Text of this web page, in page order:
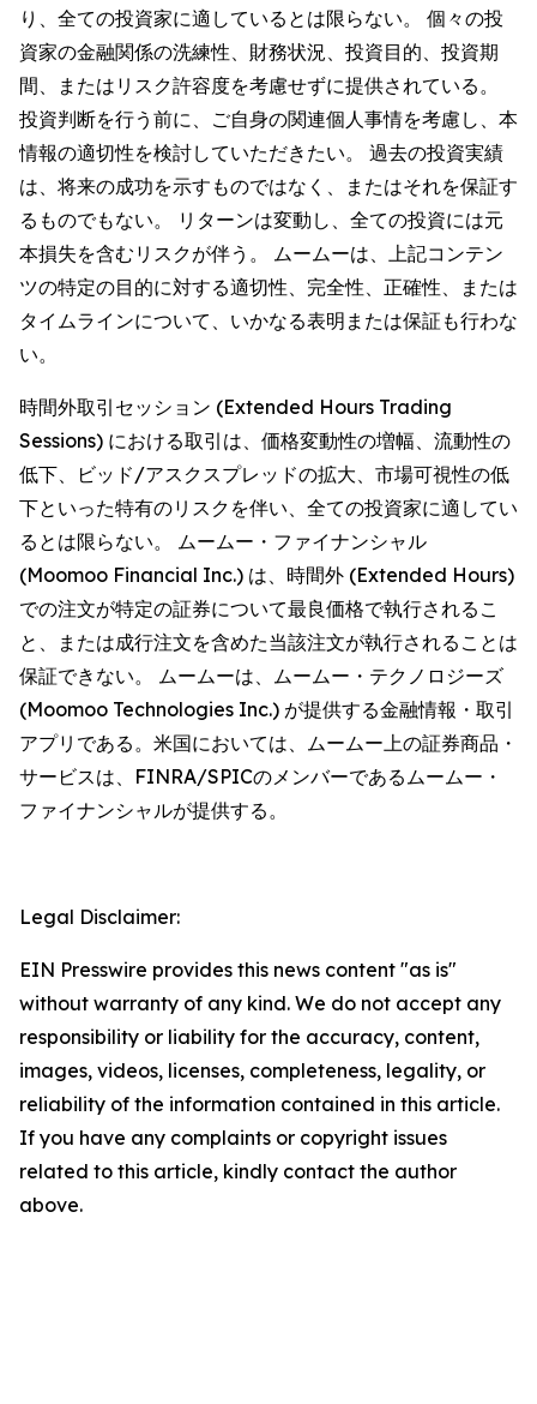
り、全ての投資家に適しているとは限らない。 個々の投
資家の金融関係の洗練性、財務状況、投資目的、投資期
間、またはリスク許容度を考慮せずに提供されている。
投資判断を行う前に、ご自身の関連個人事情を考慮し、本
情報の適切性を検討していただきたい。 過去の投資実績
は、将来の成功を示すものではなく、またはそれを保証す
るものでもない。 リターンは変動し、全ての投資には元
本損失を含むリスクが伴う。 ムームーは、上記コンテン
ツの特定の目的に対する適切性、完全性、正確性、または
タイムラインについて、いかなる表明または保証も行わな
い。
時間外取引セッション (Extended Hours Trading
Sessions) における取引は、価格変動性の増幅、流動性の
低下、ビッド/アスクスプレッドの拡大、市場可視性の低
下といった特有のリスクを伴い、全ての投資家に適してい
るとは限らない。 ムームー・ファイナンシャル
(Moomoo Financial Inc.) は、時間外 (Extended Hours)
での注文が特定の証券について最良価格で執行されるこ
と、または成行注文を含めた当該注文が執行されることは
保証できない。 ムームーは、ムームー・テクノロジーズ
(Moomoo Technologies Inc.) が提供する金融情報・取引
アプリである。米国においては、ムームー上の証券商品・
サービスは、FINRA/SPICのメンバーであるムームー・
ファイナンシャルが提供する。
Legal Disclaimer:
EIN Presswire provides this news content "as is"
without warranty of any kind. We do not accept any
responsibility or liability for the accuracy, content,
images, videos, licenses, completeness, legality, or
reliability of the information contained in this article.
If you have any complaints or copyright issues
related to this article, kindly contact the author
above.